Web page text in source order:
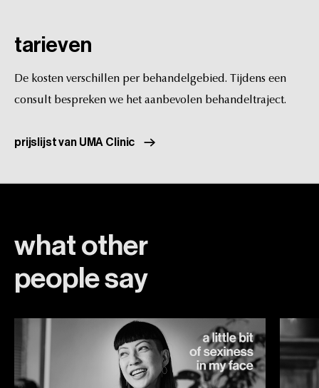
tarieven
De kosten verschillen per behandelgebied. Tijdens een
consult bespreken we het aanbevolen behandeltraject.
prijslijst van UMA Clinic
what other
peoplesay